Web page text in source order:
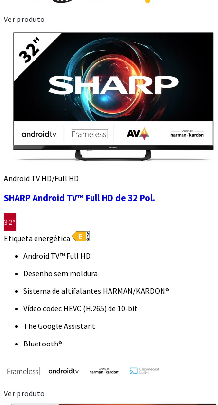
Ver produto
Android TV HD/Full HD
SHARP Android TV™ Full HD de 32 Pol.
32″
Etiqueta energética
Android TV™ Full HD
Desenho sem moldura
Sistema de altifalantes HARMAN/KARDON®
Vídeo codec HEVC (H.265) de 10-bit
The Google Assistant
Bluetooth®
Ver produto